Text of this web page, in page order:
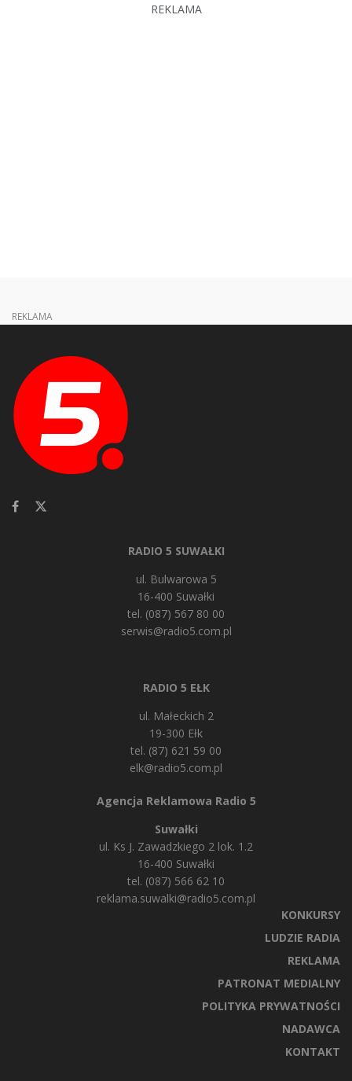
REKLAMA
REKLAMA
RADIO 5 SUWAŁKI
ul. Bulwarowa 5
16-400 Suwałki
tel. (087) 567 80 00
serwis@radio5.com.pl
RADIO 5 EŁK
ul. Małeckich 2
19-300 Ełk
tel. (87) 621 59 00
elk@radio5.com.pl
Agencja Reklamowa Radio 5
Suwałki
ul. Ks J. Zawadzkiego 2 lok. 1.2
16-400 Suwałki
tel. (087) 566 62 10
reklama.suwalki@radio5.com.pl
KONKURSY
LUDZIE RADIA
REKLAMA
PATRONAT MEDIALNY
POLITYKA PRYWATNOŚCI
NADAWCA
KONTAKT